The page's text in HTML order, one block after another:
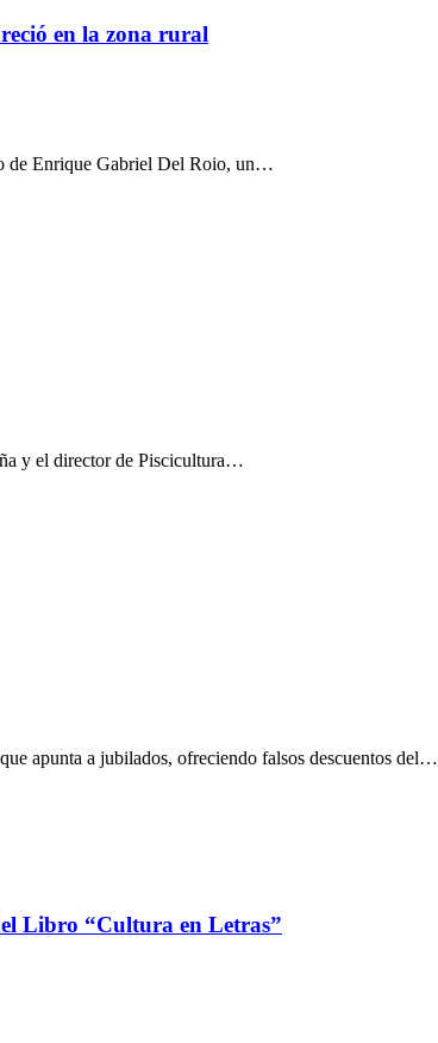
en la zona rural
de Enrique Gabriel Del Roio, un…
y el director de Piscicultura…
apunta a jubilados, ofreciendo falsos descuentos del…
Libro “Cultura en Letras”